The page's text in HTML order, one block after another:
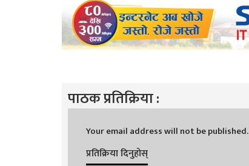
पाठक प्रतिक्रिया :
Your email address will not be published.
प्रतिक्रिया दिनुहोस्